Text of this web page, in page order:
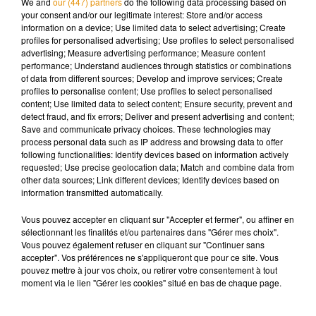
est mis en examen pour agressions sexuelles sur mineure.
Musique
7 août 2026
Madonna sort enfin le remix de « Love
Sensation » avec Kylie Minogue
7 août 2026
Angèle et Amélie Lens dévoilent leur
collaboration tant attendue
your consent and/or our legitimate interest: Store and/or access
information on a device; Use limited data to select advertising; Create
profiles for personalised advertising; Use profiles to select personalised
advertising; Measure advertising performance; Measure content
performance; Understand audiences through statistics or combinations
of data from different sources; Develop and improve services; Create
profiles to personalise content; Use profiles to select personalised
content; Use limited data to select content; Ensure security, prevent and
detect fraud, and fix errors; Deliver and present advertising and content;
Save and communicate privacy choices. These technologies may
process personal data such as IP address and browsing data to offer
following functionalities: Identify devices based on information actively
requested; Use precise geolocation data; Match and combine data from
other data sources; Link different devices; Identify devices based on
information transmitted automatically.
Vous pouvez accepter en cliquant sur "Accepter et fermer", ou affiner en
sélectionnant les finalités et/ou partenaires dans "Gérer mes choix".
Vous pouvez également refuser en cliquant sur "Continuer sans
accepter". Vos préférences ne s'appliqueront que pour ce site. Vous
pouvez mettre à jour vos choix, ou retirer votre consentement à tout
moment via le lien "Gérer les cookies" situé en bas de chaque page.